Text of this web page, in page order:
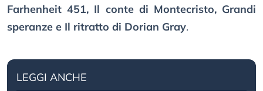
Farhenheit 451, Il conte di Montecristo, Grandi
speranze e Il ritratto di Dorian Gray.
LEGGI ANCHE